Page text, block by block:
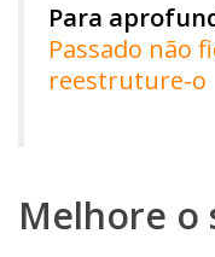
Para
Passado não
reestruture-o
Melhore o